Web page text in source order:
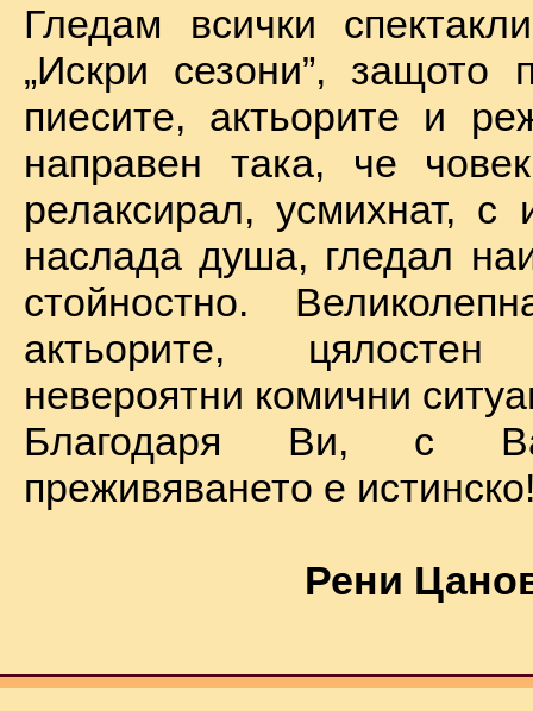
Гледам всички
„Искри сезони”, защото
пиесите, актьорите и
направен така, че
релаксирал, усмихнат, с
наслада душа, гледал
стойностно.
актьорите, цялостен
невероятни комични
Благодаря Ви, с
преживяването е
Рени